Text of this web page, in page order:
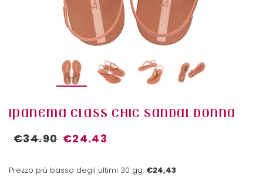
IPANEMA CLASS CHIC SANDAL DONNA
€34.90 €24.43
Prezzo più basso degli ultimi 30 gg: €24,43